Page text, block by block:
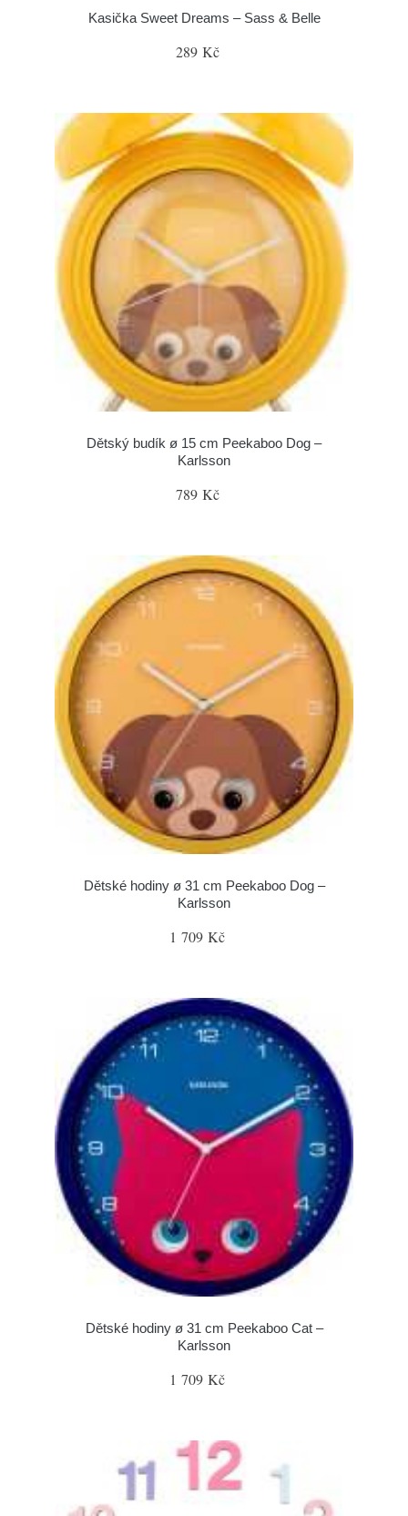
Kasička Sweet Dreams – Sass & Belle
289 Kč
Dětský budík ø 15 cm Peekaboo Dog –
Karlsson
789 Kč
Dětské hodiny ø 31 cm Peekaboo Dog –
Karlsson
1 709 Kč
Dětské hodiny ø 31 cm Peekaboo Cat –
Karlsson
1 709 Kč